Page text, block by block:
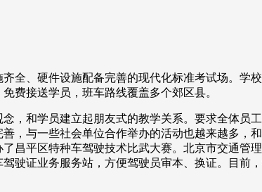
全、硬件设施配备完善的现代化标准考试场。学
费接送学员，班车路线覆盖多个郊区县。
，和学员建立起朋友式的教学关系。要求全体员
，与一些社会单位合作举办的活动也越来越多
昌平区特种车驾驶技术比武大赛。北京市交通管
驶证业务服务站，方便驾驶员审本、换证。目前